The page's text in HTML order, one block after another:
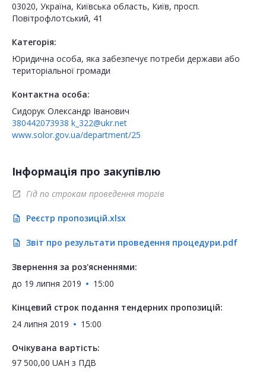
03020, Україна, Київська область, Київ, просп.
Повітрофлотський, 41
Категорія:
Юридична особа, яка забезпечує потреби держави або
територіальної громади
Контактна особа:
Сидорук Олександр Іванович
380442073938 k_322@ukr.net
www.solor.gov.ua/department/25
Інформація про закупівлю
open_in_new Гід по строкам проведення торгів
description Реєстр пропозицій.xlsx
description Звіт про результати проведення процедури.pdf
Звернення за роз'ясненнями:
до 19 липня 2019 15:00
Кінцевий строк подання тендерних пропозицій:
24 липня 2019
15:00
Очікувана вартість:
97 500,00 UAH з ПДВ